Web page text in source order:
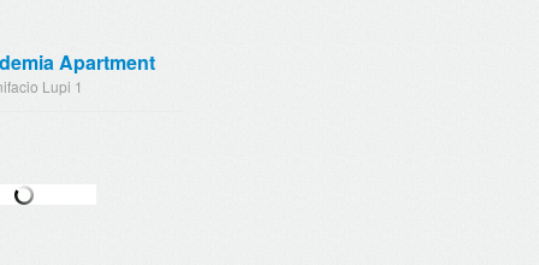
Apartment
Lupi 1